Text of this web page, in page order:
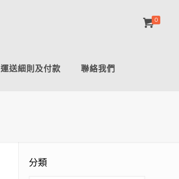
運送細則及付款 聯絡我們
0
分類